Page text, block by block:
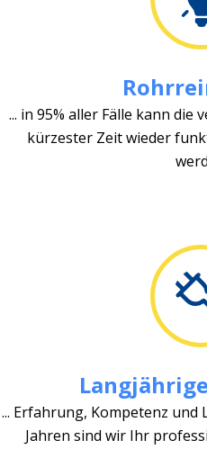
... in 95% aller Fälle kann
kürzester Zeit wieder
... Erfahrung, Kompetenz und
Jahren sind wir Ihr